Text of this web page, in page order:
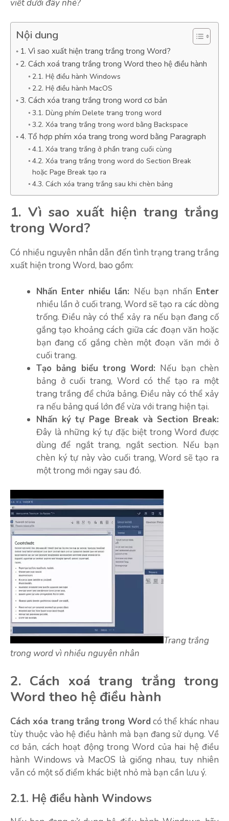
viết dưới đây nhé?
Nội dung
1. Vì sao xuất hiện trang trắng trong Word?
2. Cách xoá trang trắng trong Word theo hệ điều hành
2.1. Hệ điều hành Windows
2.2. Hệ điều hành MacOS
3. Cách xóa trang trắng trong word cơ bản
3.1. Dùng phím Delete trang trong word
3.2. Xóa trang trắng trong word bằng Backspace
4. Tổ hợp phím xóa trang trong word bằng Paragraph
4.1. Xóa trang trắng ở phần trang cuối cùng
4.2. Xóa trang trắng trong word do Section Break
hoặc Page Break tạo ra
4.3. Cách xóa trang trắng sau khi chèn bảng
1. Vì sao xuất hiện trang trắng
trong Word?
Có nhiều nguyên nhân dẫn đến tình trạng trang trắng
xuất hiện trong Word, bao gồm:
Nhấn Enter nhiều lần: Nếu bạn nhấn Enter
nhiều lần ở cuối trang, Word sẽ tạo ra các dòng
trống. Điều này có thể xảy ra nếu bạn đang cố
gắng tạo khoảng cách giữa các đoạn văn hoặc
bạn đang cố gắng chèn một đoạn văn mới ở
cuối trang.
Tạo bảng biểu trong Word: Nếu bạn chèn
bảng ở cuối trang, Word có thể tạo ra một
trang trắng để chứa bảng. Điều này có thể xảy
ra nếu bảng quá lớn để vừa với trang hiện tại.
Nhấn ký tự Page Break và Section Break:
Đây là những ký tự đặc biệt trong Word được
dùng để ngắt trang, ngắt section. Nếu bạn
chèn ký tự này vào cuối trang, Word sẽ tạo ra
một trong mới ngay sau đó.
Trang trắng
trong word vì nhiều nguyên nhân
2. Cách xoá trang trắng trong
Word theo hệ điều hành
Cách xóa trang trắng trong Word có thể khác nhau
tùy thuộc vào hệ điều hành mà bạn đang sử dụng. Về
cơ bản, cách hoạt động trong Word của hai hệ điều
hành Windows và MacOS là giống nhau, tuy nhiên
vẫn có một số điểm khác biệt nhỏ mà bạn cần lưu ý.
2.1. Hệ điều hành Windows